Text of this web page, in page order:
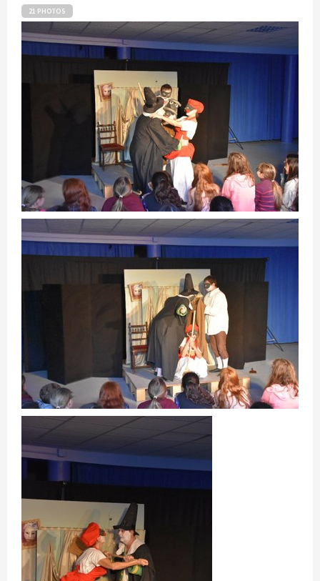
21 PHOTOS